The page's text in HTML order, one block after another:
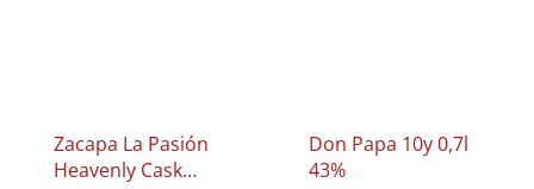
Zacapa La Pasión
Heavenly Cask
Don Papa 10y 0,7l
43%